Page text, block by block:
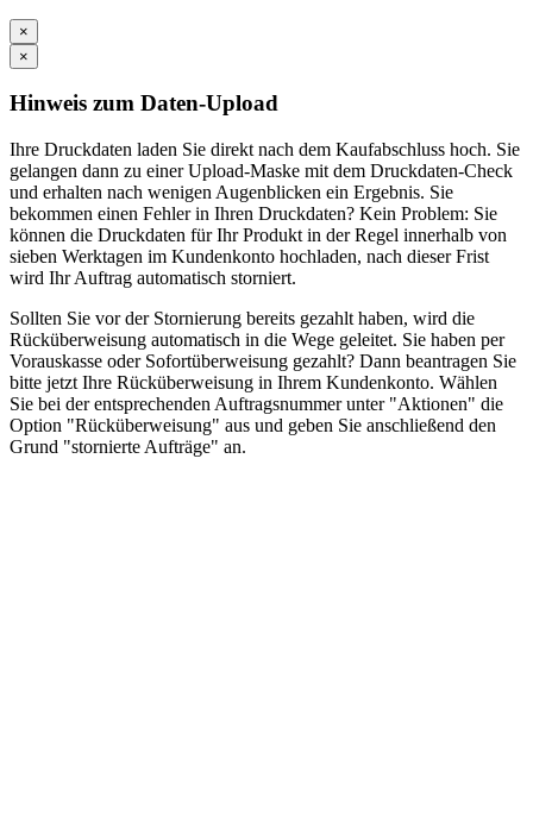
×
×
Hinweis zum Daten-Upload
Ihre Druckdaten laden Sie direkt nach dem Kaufabschluss hoch. Sie
gelangen dann zu einer Upload-Maske mit dem Druckdaten-Check
und erhalten nach wenigen Augenblicken ein Ergebnis. Sie
bekommen einen Fehler in Ihren Druckdaten? Kein Problem: Sie
können die Druckdaten für Ihr Produkt in der Regel innerhalb von
sieben Werktagen im Kundenkonto hochladen, nach dieser Frist
wird Ihr Auftrag automatisch storniert.
Sollten Sie vor der Stornierung bereits gezahlt haben, wird die
Rücküberweisung automatisch in die Wege geleitet. Sie haben per
Vorauskasse oder Sofortüberweisung gezahlt? Dann beantragen Sie
bitte jetzt Ihre Rücküberweisung in Ihrem Kundenkonto. Wählen
Sie bei der entsprechenden Auftragsnummer unter "Aktionen" die
Option "Rücküberweisung" aus und geben Sie anschließend den
Grund "stornierte Aufträge" an.